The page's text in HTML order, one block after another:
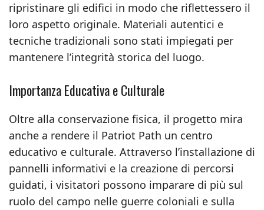
ripristinare gli edifici in modo che riflettessero il
loro aspetto originale. Materiali autentici e
tecniche tradizionali sono stati impiegati per
mantenere l’integrità storica del luogo.
Importanza Educativa e Culturale
Oltre alla conservazione fisica, il progetto mira
anche a rendere il Patriot Path un centro
educativo e culturale. Attraverso l’installazione di
pannelli informativi e la creazione di percorsi
guidati, i visitatori possono imparare di più sul
ruolo del campo nelle guerre coloniali e sulla